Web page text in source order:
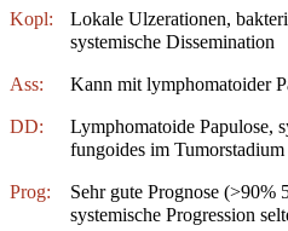
Kopl:
Lokale Ulzerationen,
systemische Dissemination
Ass: Kann mit lymphomatoider
DD:
Lymphomatoide Papulose,
fungoides im Tumorstadium
Prog:
Sehr gute Prognose (>90%
systemische Progression